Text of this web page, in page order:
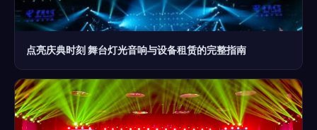
点亮庆典时刻 舞台灯光音响与设备租赁的完整指南